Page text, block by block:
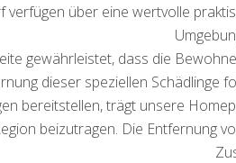
verfügen über eine wertvolle
gewährleistet, dass die
dieser speziellen Schädlinge
bereitstellen, trägt unsere
beizutragen. Die Entfernung